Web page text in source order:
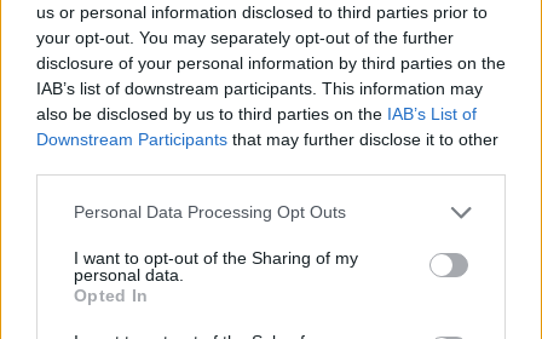
us or personal information disclosed to third parties prior to
your opt-out. You may separately opt-out of the further
disclosure of your personal information by third parties on the
IAB’s list of downstream participants. This information may
also be disclosed by us to third parties on the IAB’s List of
Downstream Participants that may further disclose it to other
Please note that this website/app uses one or more Google
not limited to your visit or usage behaviour. You may click to
grant or deny consent to Google and its third-party tags to
use your data for below specified purposes in below Google
consent section.
Personal Data Processing Opt Outs
I want to opt-out of the Sharing of my
personal data.
Opted In
Belváros-Lipótváros
Város-Teampannon Kereskedelmi és Szolgáltató Kft.
parkfelújítás
Újragondolják Lipótváros rejtett, zöld parkját
középpontba.
Történelmi táj, amelynek minden köve